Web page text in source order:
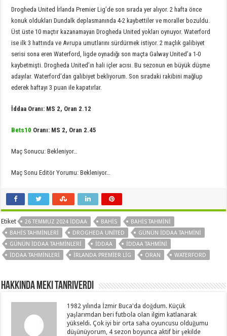
Drogheda United İrlanda Premier Lig’de son sırada yer alıyor. 2 hafta önce
konuk oldukları Dundalk deplasmanında 4-2 kaybettiler ve moraller bozuldu.
Üst üste 10 maçtır kazanamayan Drogheda United yokları oynuyor. Waterford
ise ilk 3 hattında ve Avrupa umutlarını sürdürmek istiyor. 2 maçlık galibiyet
serisi sona eren Waterford, ligde oynadığı son maçta Galway United’a 1-0
kaybetmişti. Drogheda United’ın hali içler acısı. Bu sezonun en büyük düşme
adayılar. Waterford’dan galibiyet bekliyorum. Son sıradaki rakibini mağlup
ederek haftayı 3 puan ile kapatırlar.
İddaa Oranı: MS 2, Oran 2.12
Bets10 Oranı: MS 2, Oran 2.45
Maç Sonucu: Bekleniyor…
Maç Sonu Editör Yorumu: Bekleniyor…
Etiket 26 TEMMUZ 2024 İDDAA BAHIS
BAHIS TAHMINI
BAHIS TAHMINLERI
DROGHEDA UNITED
GÜNÜN IDDAA TAHMINI
GÜNÜN IDDAA TAHMINLERI
IDDAA
IDDAA TAHMINI
IDDAA TAHMINLERI
İRLANDA PREMIER LIG ORAN WATERFORD
Hakkında Meki Tanrıverdi
1982 yılında İzmir Buca'da doğdum. Küçük
yaşlarımdan beri futbola olan ilgim katlanarak
yükseldi. Çok iyi bir orta saha oyuncusu olduğumu
düşünüyorum, 4 sezon boyunca aktif bir şekilde